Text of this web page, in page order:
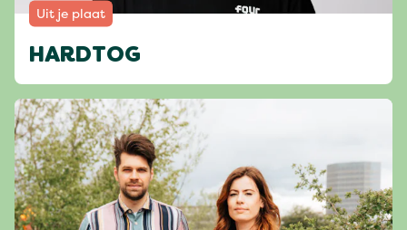
Uit je plaat
HARDTOG